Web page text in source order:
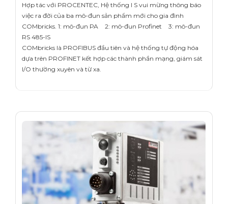
Hợp tác với PROCENTEC, Hệ thống I S vui mừng thông báo
việc ra đời của ba mô-đun sản phẩm mới cho gia đình
COMbricks. 1: mô-đun PA 2: mô-đun Profinet 3: mô-đun
RS 485-IS
COMbricks là PROFIBUS đầu tiên và hệ thống tự động hóa
dựa trên PROFINET kết hợp các thành phần mạng, giám sát
I/O thường xuyên và từ xa.